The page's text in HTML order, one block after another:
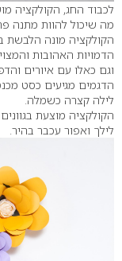
לכבוד החג, הקולקציה מושקת
מה שיכול להוות מתנה
הקולקציה מונה הלבשת
הדמויות האהובות
וגם כאלו עם איורים
הדגמים מגיעים כסט
לילה קצרה כשמלה.
הקולקציה מוצעת
לילך ואפור עכבר בהיר.